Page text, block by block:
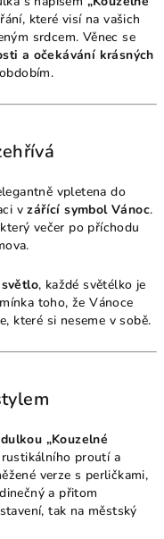
které visí na vašich
srdcem. Věnec se
a očekávání krásných
vpletena do
vzářící symbol Vánoc.
večer po příchodu
, každé světélko je
toho, že Vánoce
které si neseme v sobě.
„Kouzelné
proutí a
verze s perličkami,
a přitom
tak na městský